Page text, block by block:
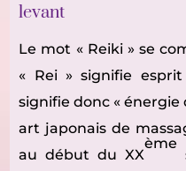
levant
Le mot « Reiki » se
« Rei » signifie
signifie donc « énergie
art japonais de
au début du XX
ème